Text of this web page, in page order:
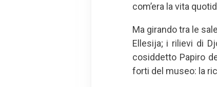
com’era la vita
Ma girando tra le
Ellesija; i rilievi di
cosiddetto Papiro
forti del museo: la